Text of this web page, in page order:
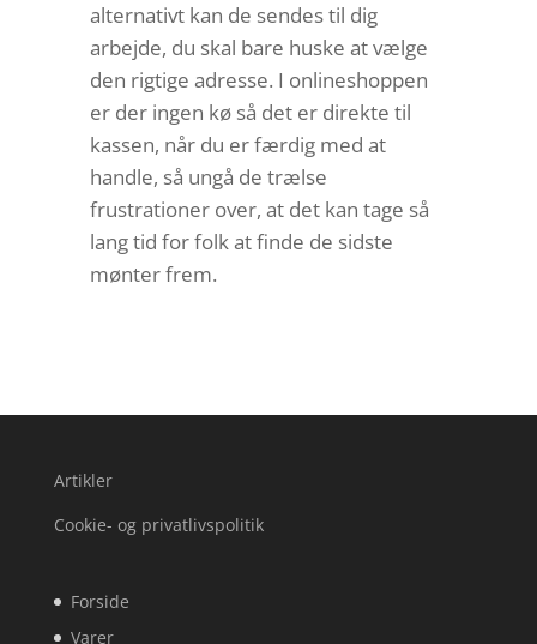
alternativt kan de sendes til dig
arbejde, du skal bare huske at vælge
den rigtige adresse. I onlineshoppen
er der ingen kø så det er direkte til
kassen, når du er færdig med at
handle, så ungå de trælse
frustrationer over, at det kan tage så
lang tid for folk at finde de sidste
mønter frem.
Artikler
Cookie- og privatlivspolitik
Forside
Varer